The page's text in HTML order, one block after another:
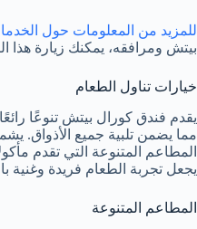
للمزيد من المعلومات حول
بيتش ومرافقه، يمكنك زيارة هذا
خيارات تناول الطعام
يقدم فندق كورال بيتش تنوعًا
مما يضمن تلبية جميع الأذواق.
المطاعم المتنوعة التي تقدم
يجعل تجربة الطعام فريدة وغنية
المطاعم المتنوعة